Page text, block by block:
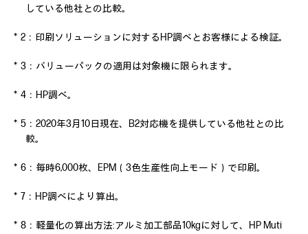
している他社との比較。
＊2：印刷ソリューションに対するHP調べとお客様による検証。
＊3：バリューパックの適用は対象機に限られます。
＊4：HP調べ。
＊5：2020年3月10日現在、B2対応機を提供している他社との比
較。
＊6：毎時6,000枚、EPM（3色生産性向上モード）で印刷。
＊7：HP調べにより算出。
＊8：軽量化の算出方法:アルミ加工部品10kgに対して、HP Muti